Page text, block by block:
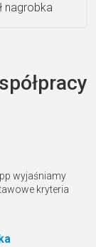
nagrobka
wyjaśniamy
kryteria